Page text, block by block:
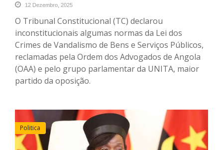
12 Dezembro, 2025
O Tribunal Constitucional (TC) declarou
inconstitucionais algumas normas da Lei dos
Crimes de Vandalismo de Bens e Serviços Públicos,
reclamadas pela Ordem dos Advogados de Angola
(OAA) e pelo grupo parlamentar da UNITA, maior
partido da oposição.
Politica